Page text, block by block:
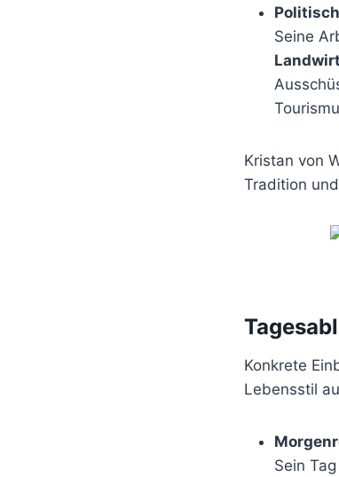
Seine
Kristan von
Tradition
Konkrete
Lebensstil
Sein